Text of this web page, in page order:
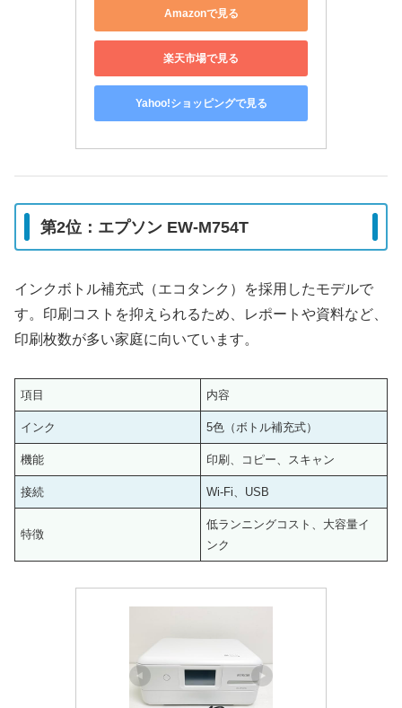
Amazonで見る
楽天市場で見る
Yahoo!ショッピングで見る
第2位：エプソン EW-M754T
インクボトル補充式（エコタンク）を採用したモデルで
す。印刷コストを抑えられるため、レポートや資料など、
印刷枚数が多い家庭に向いています。
項目 内容
インク 5色（ボトル補充式）
機能 印刷、コピー、スキャン
接続 Wi-Fi、USB
特徴
低ランニングコスト、大容量イ
ンク